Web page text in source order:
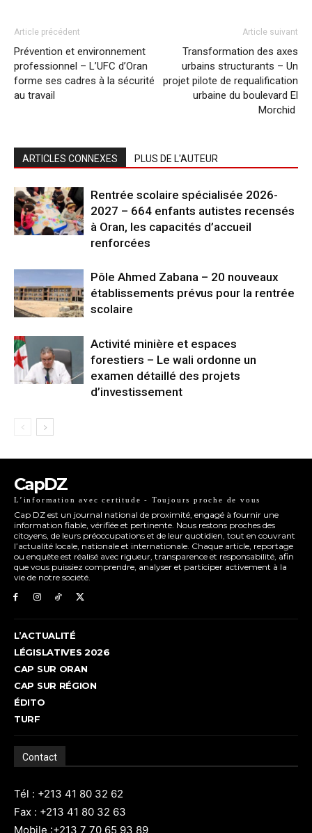
Article précédent
Prévention et environnement
professionnel – L’UFC d’Oran
forme ses cadres à la sécurité
au travail
Article suivant
Transformation des axes
urbains structurants – Un
projet pilote de requalification
urbaine du boulevard El
Morchid
ARTICLES CONNEXES PLUS DE L'AUTEUR
Rentrée scolaire spécialisée 2026-
2027 – 664 enfants autistes recensés
à Oran, les capacités d’accueil
renforcées
Pôle Ahmed Zabana – 20 nouveaux
établissements prévus pour la rentrée
scolaire
Activité minière et espaces
forestiers – Le wali ordonne un
examen détaillé des projets
d’investissement
CapDZ
L’information avec certitude - Toujours proche de vous
Cap DZ est un journal national de proximité, engagé à fournir une
information fiable, vérifiée et pertinente. Nous restons proches des
citoyens, de leurs préoccupations et de leur quotidien, tout en couvrant
l’actualité locale, nationale et internationale. Chaque article, reportage
ou enquête est réalisé avec rigueur, transparence et responsabilité, afin
que vous puissiez comprendre, analyser et participer activement à la
vie de notre société.
L’ACTUALITÉ
LÉGISLATIVES 2026
CAP SUR ORAN
CAP SUR RÉGION
ÉDITO
TURF
Contact
Tél : +213 41 80 32 62
Fax : +213 41 80 32 63
Mobile :+213 7 70 65 93 89